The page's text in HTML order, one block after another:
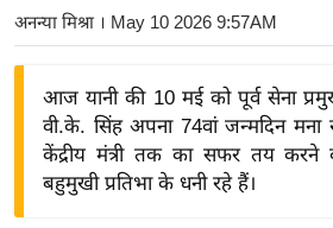
ज़
ने
द्यो
अनन्या मिश्रा । May 10 2026 9:57AM
आज यानी की 10 मई को पूर्व सेना
वी.के. सिंह अपना 74वां जन्मदिन
केंद्रीय मंत्री तक का सफर तय करने
बहुमुखी प्रतिभा के धनी रहे हैं।